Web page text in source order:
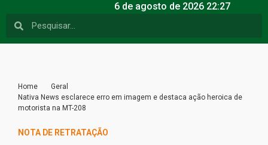
6 de agosto de 2026 22:27
Home
Geral
Nativa News esclarece erro em imagem e destaca ação heroica de
motorista na MT-208
NOTA DE RETRATAÇÃO